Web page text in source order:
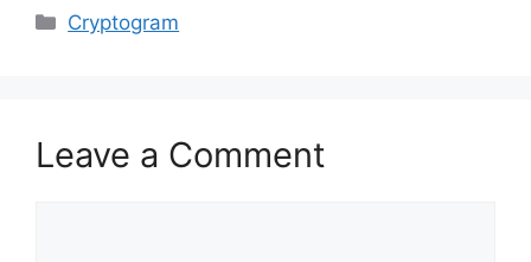
Categories
Cryptogram
Leave a Comment